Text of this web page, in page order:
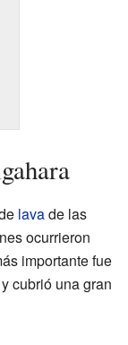
lavade las
ocurrieron
importante fue
cubrió una gran